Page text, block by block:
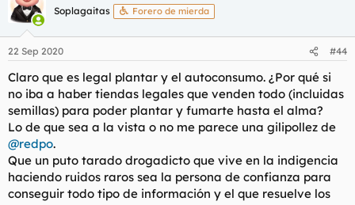
c
i
e
:
Soplagaitas Forero de mierda
22 Sep 2020 #44
Claro que es legal plantar y el autoconsumo. ¿Por qué si
no iba a haber tiendas legales que venden todo (incluidas
semillas) para poder plantar y fumarte hasta el alma?
Lo de que sea a la vista o no me parece una gilipollez de
@redpo.
Que un puto tarado drogadicto que vive en la indigencia
haciendo ruidos raros sea la persona de confianza para
conseguir todo tipo de información y el que resuelve los